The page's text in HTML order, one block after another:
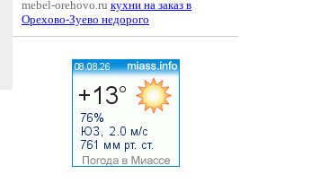
mebel-orehovo.ru кухни на заказ в
Орехово-Зуево недорого